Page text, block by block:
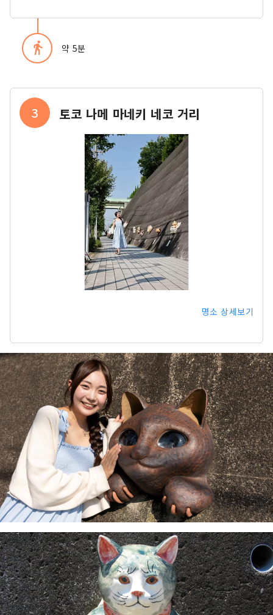
directions_walk 약 5분
3 토코 나메 마네키 네코 거리
명소 상세보기